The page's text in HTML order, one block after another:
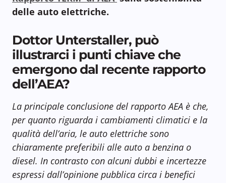
delle auto elettriche.
Dottor Unterstaller, può
illustrarci i punti chiave che
emergono dal recente rapporto
dell’AEA?
La principale conclusione del rapporto AEA è che,
per quanto riguarda i cambiamenti climatici e la
qualità dell’aria, le auto elettriche sono
chiaramente preferibili alle auto a benzina o
diesel. In contrasto con alcuni dubbi e incertezze
espressi dall’opinione pubblica circa i benefici